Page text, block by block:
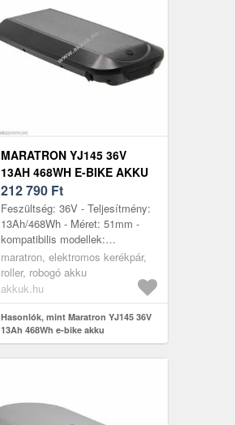
MARATRON YJ145 36V
13AH 468WH E-BIKE AKKU
CSOMAGTARTÓ
TELEFUNKEN ZÜNDAPP
CHRISSON
212 790 Ft
Feszültség: 36V - Teljesítmény:
13Ah/468Wh - Méret: 51mm -
kompatibilis modellek:
Telefunken Multitalent RC657,
Telefunken Multitalent RT540,
Telef...
maratron, elektromos kerékpár,
roller, robogó akku
akkuk.hu
Hasonlók, mint Maratron YJ145 36V
13Ah 468Wh e-bike akku
csomagtartó Telefunken Zündapp
Chrisson